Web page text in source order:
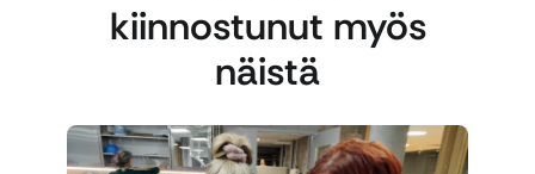
kiinnostunut myös
näistä